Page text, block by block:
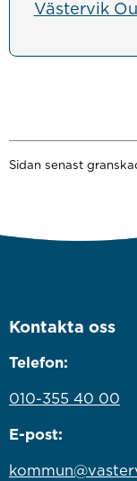
Västervik
Sidan senast
Kontakta oss
Telefon:
010-355 40 00
E-post: